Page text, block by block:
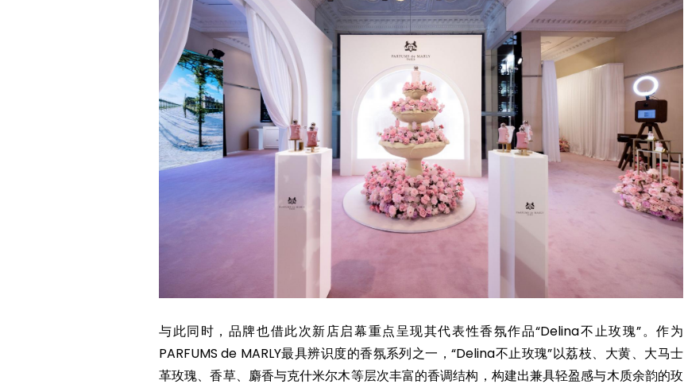
与此同时，品牌也借此次新店启幕重点呈现其代表性香氛作品“Delina不止玫瑰”。作为
PARFUMS de MARLY最具辨识度的香氛系列之一，“Delina不止玫瑰”以荔枝、大黄、大马士
革玫瑰、香草、麝香与克什米尔木等层次丰富的香调结构，构建出兼具轻盈感与木质余韵的玫